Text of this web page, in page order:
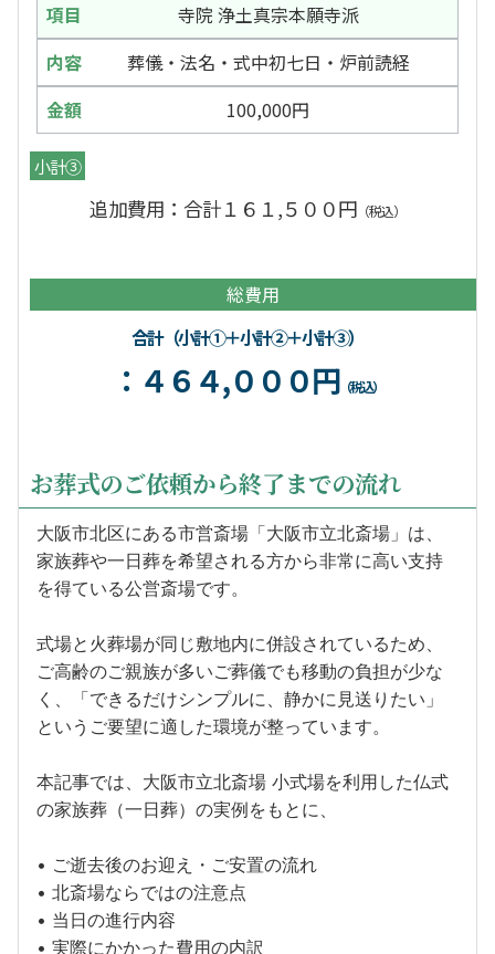
寺院 浄土真宗本願寺派
葬儀・法名・式中初七日・炉前読経
100,000円
小計③
追加費用：合計１６１,５００円 （税込）
総費用
合計（小計①＋小計②＋小計③）
：４６４,０００円 （税込）
お葬式のご依頼から終了までの流れ
大阪市北区にある市営斎場「大阪市立北斎場」は、
家族葬や一日葬を希望される方から非常に高い支持
を得ている公営斎場です。
式場と火葬場が同じ敷地内に併設されているため、
ご高齢のご親族が多いご葬儀でも移動の負担が少な
く、「できるだけシンプルに、静かに見送りたい」
というご要望に適した環境が整っています。
本記事では、大阪市立北斎場 小式場を利用した仏式
の家族葬（一日葬）の実例をもとに、
• ご逝去後のお迎え・ご安置の流れ
• 北斎場ならではの注意点
• 当日の進行内容
• 実際にかかった費用の内訳